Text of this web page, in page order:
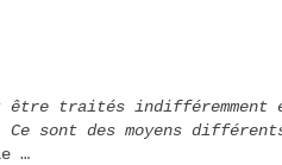
traités
Ce sont des moyens
…